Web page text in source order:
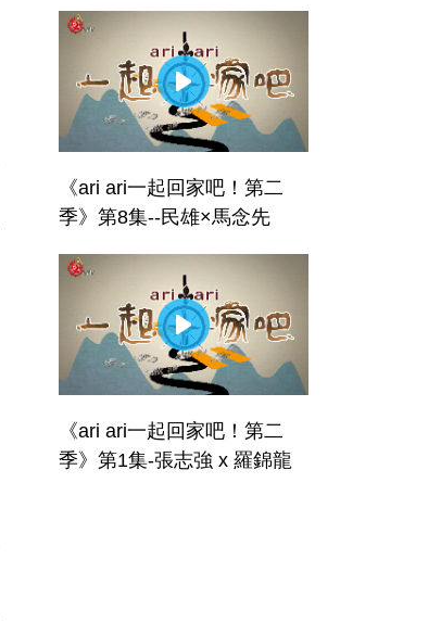
《ari ari一起回家吧！第二
季》第8集--民雄×馬念先
《ari ari一起回家吧！第二
季》第1集-張志強 x 羅錦龍